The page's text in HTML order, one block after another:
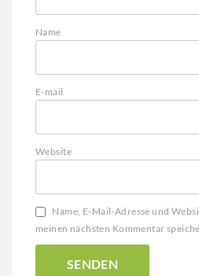
Name
E-mail
Website
Name, E-Mail-Adresse und
meinen nächsten Kommentar